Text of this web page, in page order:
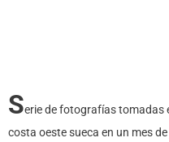
Serie de fotografías tomadas
costa oeste sueca en un mes